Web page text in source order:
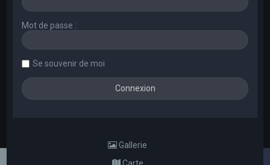
Mot de passe :
Se souvenir de moi
Gallerie
Carte